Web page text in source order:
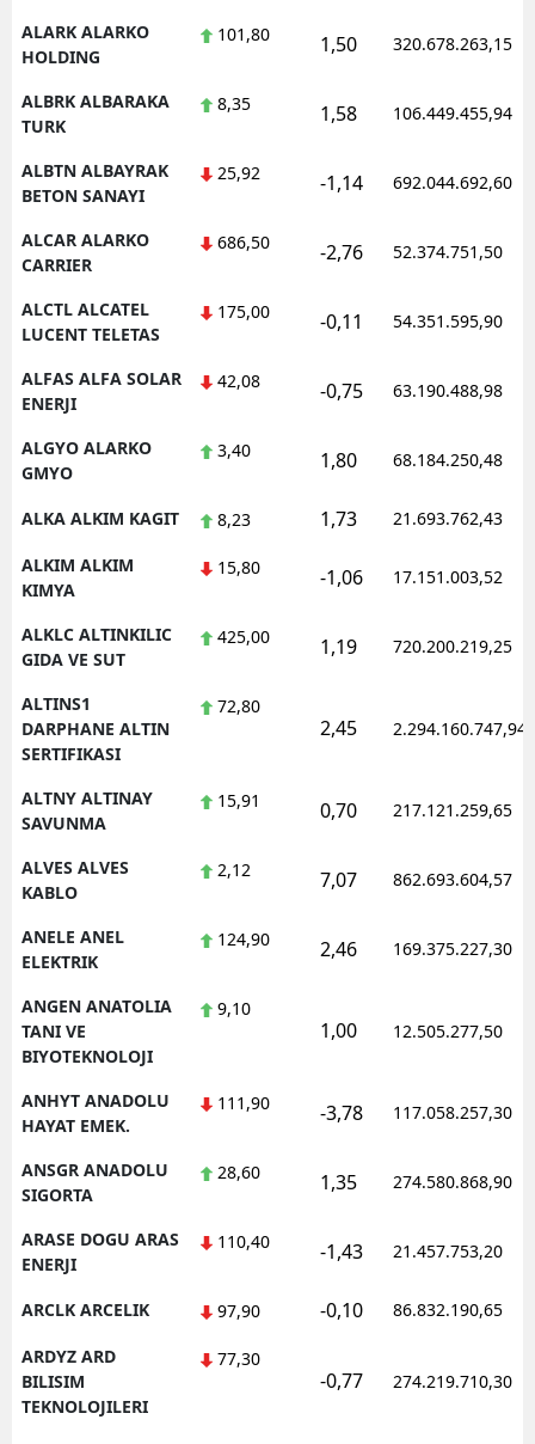
ALARK ALARKO
HOLDING
101,80 1,50 320.678.263,15
ALBRK ALBARAKA
TURK
8,35 1,58 106.449.455,94
ALBTN ALBAYRAK
BETON SANAYI
25,92 -1,14 692.044.692,60
ALCAR ALARKO
CARRIER
686,50 -2,76 52.374.751,50
ALCTL ALCATEL
LUCENT TELETAS
175,00 -0,11 54.351.595,90
ALFAS ALFA SOLAR
ENERJI
42,08 -0,75 63.190.488,98
ALGYO ALARKO
GMYO
3,40 1,80 68.184.250,48
ALKA ALKIM KAGIT 8,23 1,73 21.693.762,43
ALKIM ALKIM
KIMYA
15,80 -1,06 17.151.003,52
ALKLC ALTINKILIC
GIDA VE SUT
425,00 1,19 720.200.219,25
ALTINS1
DARPHANE ALTIN
SERTIFIKASI
72,80
2,45 2.294.160.747,94
ALTNY ALTINAY
SAVUNMA
15,91 0,70 217.121.259,65
ALVES ALVES
KABLO
2,12 7,07 862.693.604,57
ANELE ANEL
ELEKTRIK
124,90 2,46 169.375.227,30
ANGEN ANATOLIA
TANI VE
BIYOTEKNOLOJI
9,10
1,00 12.505.277,50
ANHYT ANADOLU
HAYAT EMEK.
111,90 -3,78 117.058.257,30
ANSGR ANADOLU
SIGORTA
28,60 1,35 274.580.868,90
ARASE DOGU ARAS
ENERJI
110,40 -1,43 21.457.753,20
ARCLK ARCELIK 97,90 -0,10 86.832.190,65
ARDYZ ARD
BILISIM
TEKNOLOJILERI
77,30
-0,77 274.219.710,30